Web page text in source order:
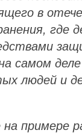
в
где
самом
людей и
примере